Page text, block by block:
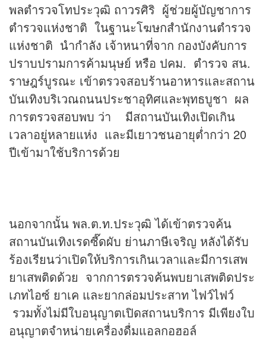
พลตำรวจโทประวุฒิ ถาวรศิริ ผู้ช่วยผู้บัญชาการ
ตำรวจแห่งชาติ ในฐานะโฆษกสำนักงานตำรวจ
แห่งชาติ นำกำลัง เจ้าหนาที่จาก กองบังคับการ
ปราบปรามการค้ามนุษย์ หรือ ปคม. ตำรวจ สน.
ราษฎร์บูรณะ เข้าตรวจสอบร้านอาหารและสถาน
บันเทิงบริเวณถนนประชาอุทิศและพุทธบูชา ผล
การตรวจสอบพบ ว่า มีสถานบันเทิงเปิดเกิน
เวลาอยู่หลายแห่ง และมีเยาวชนอายุต่ำกว่า 20
ปีเข้ามาใช้บริการด้วย
นอกจากนั้น พล.ต.ท.ประวุฒิ ได้เข้าตรวจค้น
สถานบันเทิงเรดซี๊ดผับ ย่านภาษีเจริญ หลังได้รับ
ร้องเรียนว่าเปิดให้บริการเกินเวลาและมีการเสพ
ยาเสพติดด้วย จากการตรวจค้นพบยาเสพติดประ
เภทไอซ์ ยาเค และยากล่อมประสาท ไฟว์ไฟว์
รวมทั้งไม่มีใบอนุญาตเปิดสถานบริการ มีเพียงใบ
อนุญาตจำหน่ายเครื่องดื่มแอลกอฮอล์